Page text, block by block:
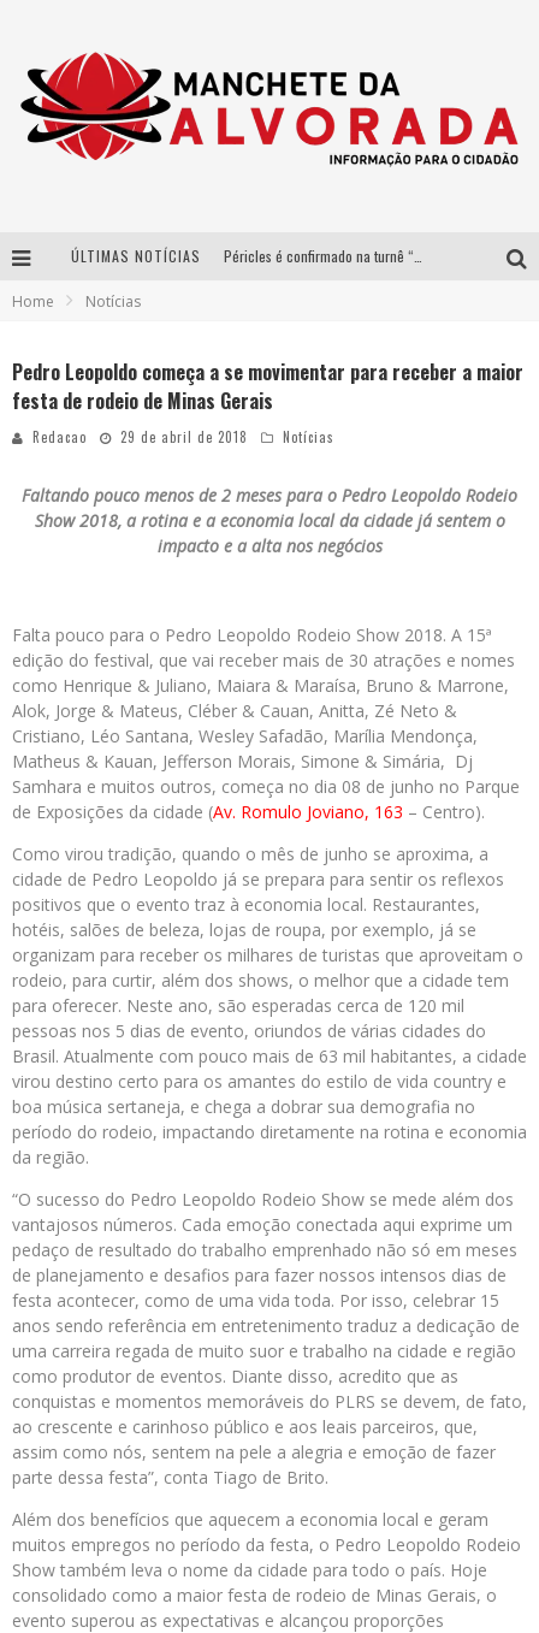
ÚLTIMAS NOTÍCIAS
Home Notícias
Pedro Leopoldo começa a se movimentar para receber a maior
festa de rodeio de Minas Gerais
Redacao 29 de abril de 2018 Notícias
Faltando pouco menos de 2 meses para o Pedro Leopoldo Rodeio
Show 2018, a rotina e a economia local da cidade já sentem o
impacto e a alta nos negócios
Falta pouco para o Pedro Leopoldo Rodeio Show 2018. A 15ª
edição do festival, que vai receber mais de 30 atrações e nomes
como Henrique & Juliano, Maiara & Maraísa, Bruno & Marrone,
Alok, Jorge & Mateus, Cléber & Cauan, Anitta, Zé Neto &
Cristiano, Léo Santana, Wesley Safadão, Marília Mendonça,
Matheus & Kauan, Jefferson Morais, Simone & Simária, Dj
Samhara e muitos outros, começa no dia 08 de junho no Parque
de Exposições da cidade (Av. Romulo Joviano, 163 – Centro).
Como virou tradição, quando o mês de junho se aproxima, a
cidade de Pedro Leopoldo já se prepara para sentir os reflexos
positivos que o evento traz à economia local. Restaurantes,
hotéis, salões de beleza, lojas de roupa, por exemplo, já se
organizam para receber os milhares de turistas que aproveitam o
rodeio, para curtir, além dos shows, o melhor que a cidade tem
para oferecer. Neste ano, são esperadas cerca de 120 mil
pessoas nos 5 dias de evento, oriundos de várias cidades do
Brasil. Atualmente com pouco mais de 63 mil habitantes, a cidade
virou destino certo para os amantes do estilo de vida country e
boa música sertaneja, e chega a dobrar sua demografia no
período do rodeio, impactando diretamente na rotina e economia
da região.
“O sucesso do Pedro Leopoldo Rodeio Show se mede além dos
vantajosos números. Cada emoção conectada aqui exprime um
pedaço de resultado do trabalho emprenhado não só em meses
de planejamento e desafios para fazer nossos intensos dias de
festa acontecer, como de uma vida toda. Por isso, celebrar 15
anos sendo referência em entretenimento traduz a dedicação de
uma carreira regada de muito suor e trabalho na cidade e região
como produtor de eventos. Diante disso, acredito que as
conquistas e momentos memoráveis do PLRS se devem, de fato,
ao crescente e carinhoso público e aos leais parceiros, que,
assim como nós, sentem na pele a alegria e emoção de fazer
parte dessa festa”, conta Tiago de Brito.
Além dos benefícios que aquecem a economia local e geram
muitos empregos no período da festa, o Pedro Leopoldo Rodeio
Show também leva o nome da cidade para todo o país. Hoje
consolidado como a maior festa de rodeio de Minas Gerais, o
evento superou as expectativas e alcançou proporções